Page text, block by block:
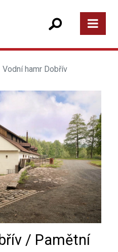
Vodní hamr Dobřív
/ Pamětní